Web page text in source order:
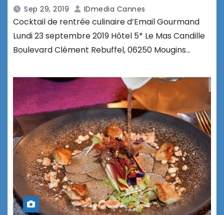
Sep 29, 2019 IDmedia Cannes
Cocktail de rentrée culinaire d’Email Gourmand
Lundi 23 septembre 2019 Hôtel 5* Le Mas Candille
Boulevard Clément Rebuffel, 06250 Mougins…